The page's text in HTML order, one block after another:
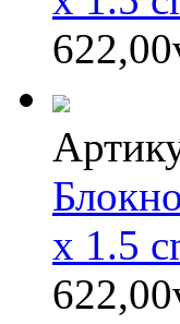
622,00
x 1.5
622,00